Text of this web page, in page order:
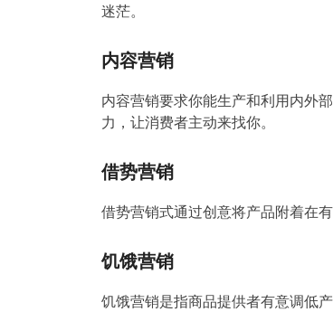
迷茫。
内容营销
内容营销要求你能生产和利用内外
力，让消费者主动来找你。
借势营销
借势营销式通过创意将产品附着在
饥饿营销
饥饿营销是指商品提供者有意调低